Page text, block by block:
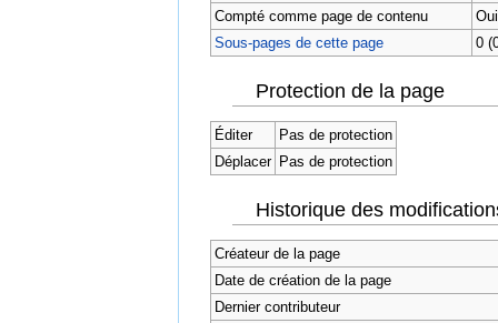
Compté comme page de contenu
Oui
Sous-pages de cette page
0
Protection de la page
Éditer
Pas de protection
Déplacer
Pas de protection
Historique des
Créateur de la page
Date de création de la page
Dernier contributeur